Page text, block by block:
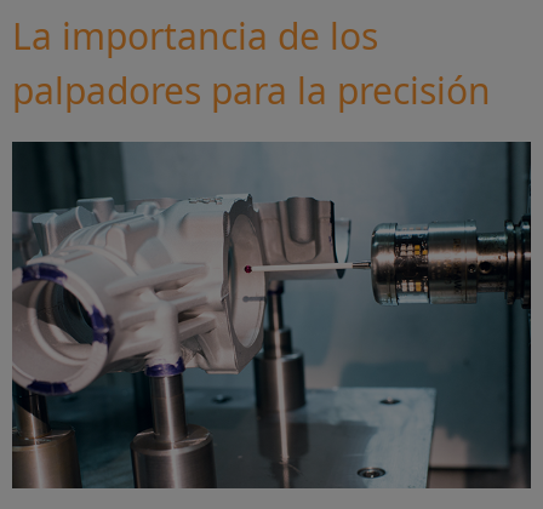
La importancia de los
palpadores para la precisión